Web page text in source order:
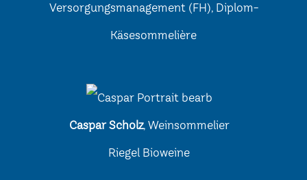
Versorgungsmanagement (FH), Diplom-
Käsesommelière
Caspar Scholz, Weinsommelier
Riegel Bioweine